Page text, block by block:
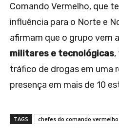
Comando Vermelho, que
influência para o Norte e
afirmam que o grupo vem
militares e tecnológicas,
tráfico de drogas em uma
presença em mais de 10
TAGS chefes do comando vermelho